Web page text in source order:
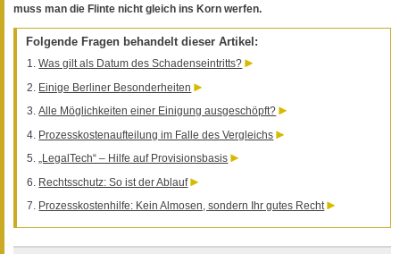
muss man die Flinte nicht gleich ins Korn werfen.
Folgende Fragen behandelt dieser Artikel:
Was gilt als Datum des Schadenseintritts?
Einige Berliner Besonderheiten
Alle Möglichkeiten einer Einigung ausgeschöpft?
Prozesskostenaufteilung im Falle des Vergleichs
„LegalTech“ – Hilfe auf Provisionsbasis
Rechtsschutz: So ist der Ablauf
Prozesskostenhilfe: Kein Almosen, sondern Ihr gutes Recht